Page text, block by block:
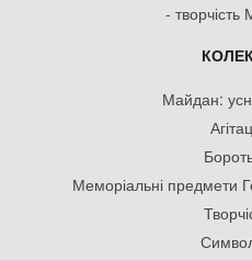
-
Майдан:
Меморіальні предмети